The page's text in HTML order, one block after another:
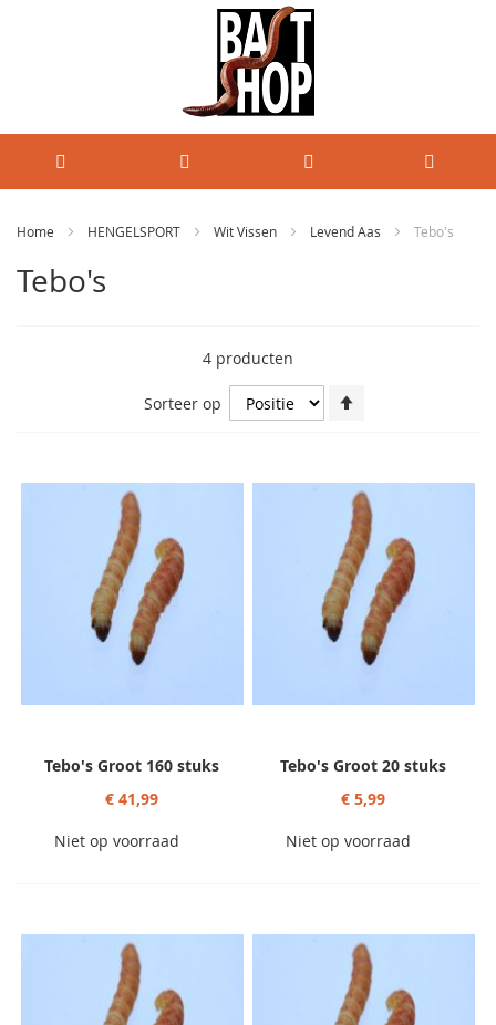
Home HENGELSPORT Wit Vissen Levend Aas Tebo's
Tebo's
4 producten
Sorteer op
sorteren
Tebo's Groot 160 stuks
€ 41,99
Niet op voorraad
Tebo's Groot 20 stuks
€ 5,99
Niet op voorraad